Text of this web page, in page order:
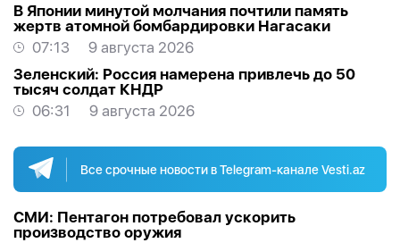
В Японии минутой молчания почтили память
жертв атомной бомбардировки Нагасаки
07:13
9 августа 2026
Зеленский: Россия намерена привлечь до 50
тысяч солдат КНДР
06:31
9 августа 2026
Все срочные новости в Telegram-канале Vesti.az
СМИ: Пентагон потребовал ускорить
производство оружия